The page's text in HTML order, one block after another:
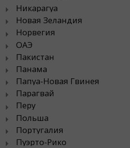
Никарагуа
Новая Зеландия
Норвегия
ОАЭ
Пакистан
Панама
Папуа-Новая Гвинея
Парагвай
Перу
Польша
Португалия
Пуэрто-Рико